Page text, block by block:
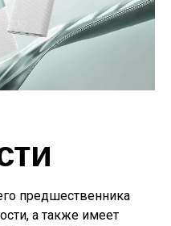
предшественника
а также имеет